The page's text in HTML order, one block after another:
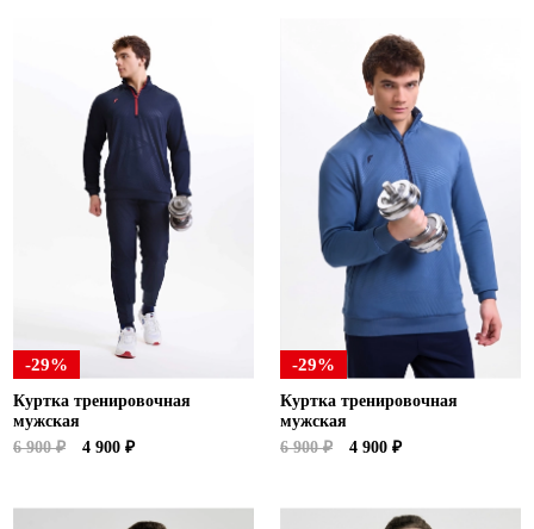
-29%
Куртка тренировочная
мужская
6 900 ₽
4 900 ₽
-29%
Куртка тренировочная
мужская
6 900 ₽
4 900 ₽